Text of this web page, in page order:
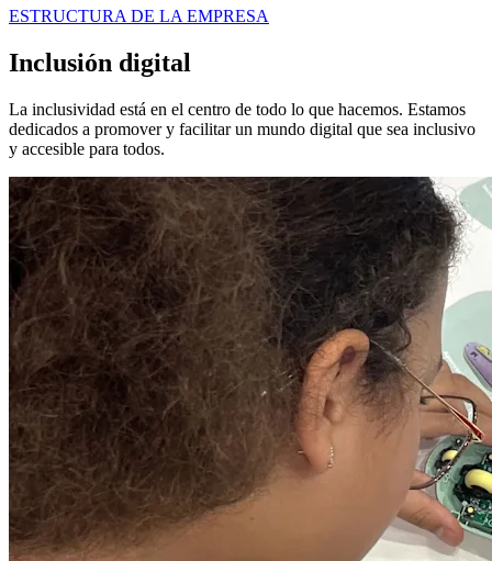
ESTRUCTURA DE LA EMPRESA
Inclusión digital
La inclusividad está en el centro de todo lo que hacemos. Estamos
dedicados a promover y facilitar un mundo digital que sea inclusivo
y accesible para todos.